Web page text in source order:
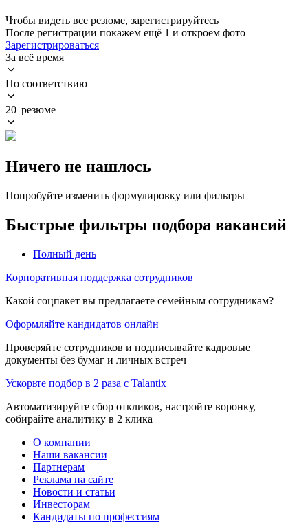
Чтобы видеть все резюме, зарегистрируйтесь
После регистрации покажем ещё 1 и откроем фото
Зарегистрироваться
За всё время
По соответствию
20 резюме
Ничего не нашлось
Попробуйте изменить формулировку или фильтры
Быстрые фильтры подбора вакансий
Полный день
Корпоративная поддержка сотрудников
Какой соцпакет вы предлагаете семейным сотрудникам?
Оформляйте кандидатов онлайн
Проверяйте сотрудников и подписывайте кадровые
документы без бумаг и личных встреч
Ускорьте подбор в 2 раза с Talantix
Автоматизируйте сбор откликов, настройте воронку,
собирайте аналитику в 2 клика
О компании
Наши вакансии
Партнерам
Реклама на сайте
Новости и статьи
Инвесторам
Кандидаты по профессиям